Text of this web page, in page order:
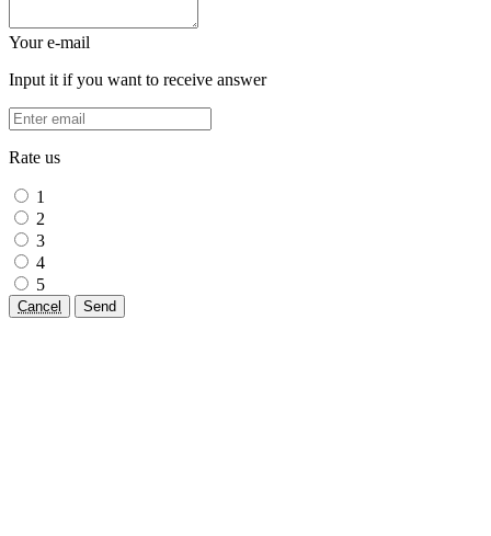
Your e-mail
Input it if you want to receive answer
Rate us
1
2
3
4
5
Cancel Send